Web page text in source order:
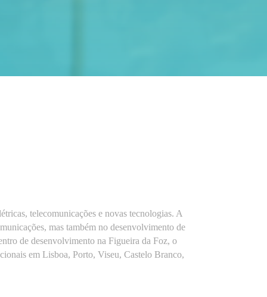
telecomunicações e novas tecnologias. A
mas também no desenvolvimento de
de desenvolvimento na Figueira da Foz, o
em Lisboa, Porto, Viseu, Castelo Branco,